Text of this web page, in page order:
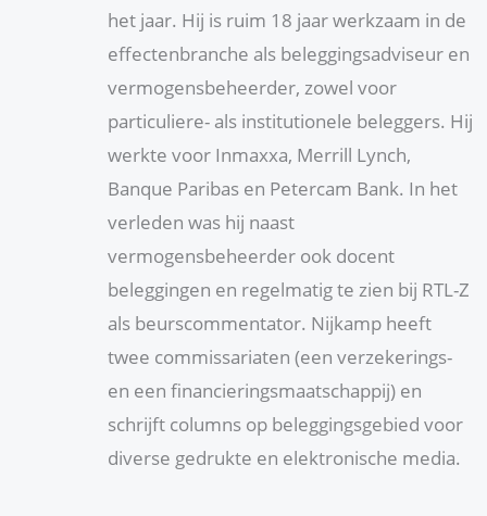
het jaar. Hij is ruim 18 jaar werkzaam in de
effectenbranche als beleggingsadviseur en
vermogensbeheerder, zowel voor
particuliere- als institutionele beleggers. Hij
werkte voor Inmaxxa, Merrill Lynch,
Banque Paribas en Petercam Bank. In het
verleden was hij naast
vermogensbeheerder ook docent
beleggingen en regelmatig te zien bij RTL-Z
als beurscommentator. Nijkamp heeft
twee commissariaten (een verzekerings-
en een financieringsmaatschappij) en
schrijft columns op beleggingsgebied voor
diverse gedrukte en elektronische media.